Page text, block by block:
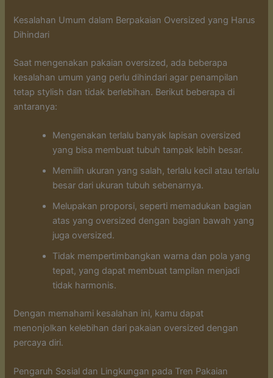
Kesalahan Umum dalam Berpakaian Oversized yang Harus
Dihindari
Saat mengenakan pakaian oversized, ada beberapa
kesalahan umum yang perlu dihindari agar penampilan
tetap stylish dan tidak berlebihan. Berikut beberapa di
antaranya:
Mengenakan terlalu banyak lapisan oversized
yang bisa membuat tubuh tampak lebih besar.
Memilih ukuran yang salah, terlalu kecil atau terlalu
besar dari ukuran tubuh sebenarnya.
Melupakan proporsi, seperti memadukan bagian
atas yang oversized dengan bagian bawah yang
juga oversized.
Tidak mempertimbangkan warna dan pola yang
tepat, yang dapat membuat tampilan menjadi
tidak harmonis.
Dengan memahami kesalahan ini, kamu dapat
menonjolkan kelebihan dari pakaian oversized dengan
percaya diri.
Pengaruh Sosial dan Lingkungan pada Tren Pakaian